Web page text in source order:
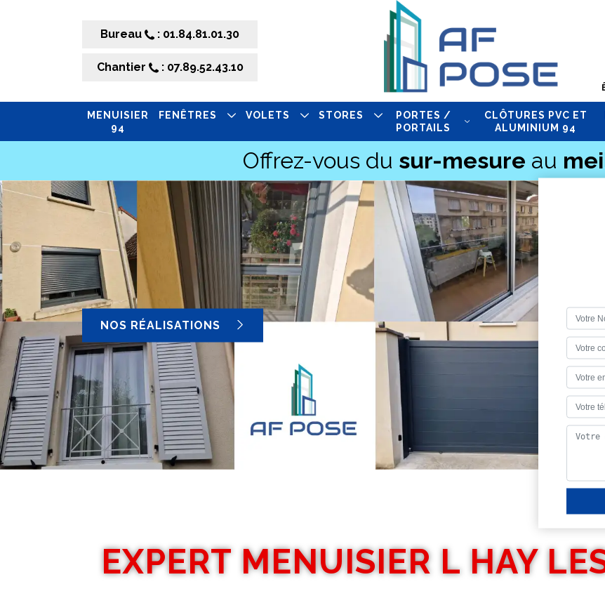
Bureau : 01.84.81.01.30
Chantier : 07.89.52.43.10
MENUISIER
94
FENÊTRES VOLETS STORES
PORTES /
PORTAILS
CLÔTURES PVC ET
ALUMINIUM 94
Offrez-vous du sur-mesure au
NOS RÉALISATIONS
EXPERT MENUISIER L HAY